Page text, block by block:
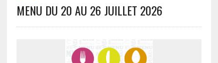
MENU DU 20 AU 26 JUILLET 2026